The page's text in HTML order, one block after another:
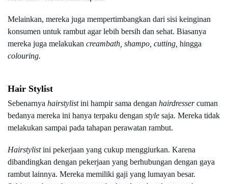
Melainkan, mereka juga mempertimbangkan dari sisi keinginan
konsumen untuk rambut agar lebih bersih dan sehat. Biasanya
mereka juga melakukan creambath, shampo, cutting,
colouring.
Hair Stylist
Sebenarnya hairstylist ini hampir sama dengan hairdresser cuman
bedanya mereka ini hanya terpaku dengan style saja. Mereka tidak
melakukan sampai pada tahapan perawatan rambut.
Hairstylist ini pekerjaan yang cukup menggiurkan. Karena
dibandingkan dengan pekerjaan yang berhubungan dengan gaya
rambut lainnya. Mereka memiliki gaji yang lumayan besar.